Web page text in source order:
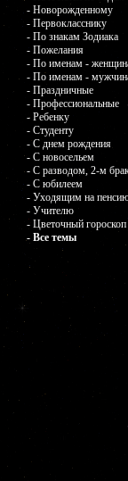
- Новорожденному
- Первокласснику
- По знакам Зодиака
- Пожелания
- По именам -
- По именам -
- Праздничные
- Профессиональные
- Ребенку
- Студенту
- С днем рождения
- С новосельем
- С разводом, 2-м
- С юбилеем
- Уходящим на
- Учителю
- Цветочный гороскоп
- Все темы